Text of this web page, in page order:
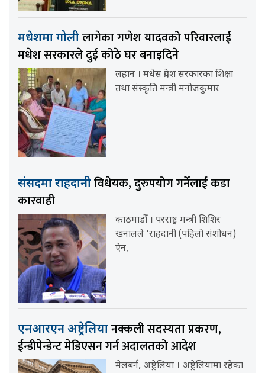
मधेशमा गोलीलागेका गणेश यादवको परिवारलाई
मधेश सरकारले दुई कोठे घर बनाइदिने
लहान । मधेस प्रदेश सरकारका शिक्षा
तथा संस्कृति मन्त्री मनोजकुमार
संसदमा राहदानीविधेयक, दुरुपयोग गर्नेलाई कडा
कारवाही
काठमाडौँ । परराष्ट्र मन्त्री शिशिर
खनालले ‘राहदानी (पहिलो संशोधन)
ऐन,
एनआरएन अष्ट्रेलियानक्कली सदस्यता प्रकरण,
ईन्डीपेन्डेन्ट मेडिएसन गर्न अदालतको आदेश
मेलबर्न, अष्ट्रेलिया । अष्ट्रेलियामा रहेका